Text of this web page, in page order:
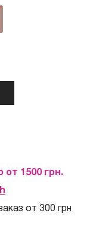
от 1500 грн.
от 300 грн